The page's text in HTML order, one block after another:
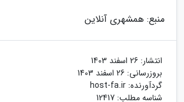
منبع: همشهری آنلاین
انتشار: 26 اسفند 1403
بروزرسانی: 26 اسفند 1403
گردآورنده: host-fa.ir
شناسه مطلب: 12417